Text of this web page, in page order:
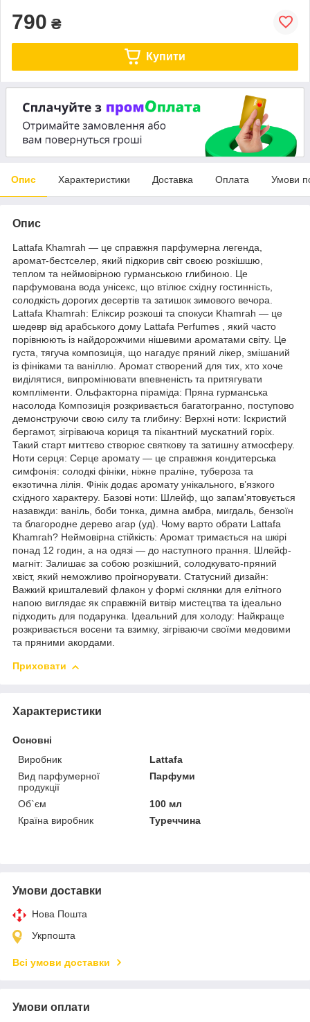
790 ₴
Купити
Опис Характеристики Доставка Оплата Умови
Опис
Lattafa Khamrah — це справжня парфумерна легенда,
аромат-бестселер, який підкорив світ своєю розкішшю,
теплом та неймовірною гурманською глибиною. Це
парфумована вода унісекс, що втілює східну гостинність,
солодкість дорогих десертів та затишок зимового вечора.
Lattafa Khamrah: Еліксир розкоші та спокуси Khamrah — це
шедевр від арабського дому Lattafa Perfumes , який часто
порівнюють із найдорожчими нішевими ароматами світу. Це
густа, тягуча композиція, що нагадує пряний лікер, змішаний
із фініками та ваніллю. Аромат створений для тих, хто хоче
виділятися, випромінювати впевненість та притягувати
компліменти. Ольфакторна піраміда: Пряна гурманська
насолода Композиція розкривається багатогранно, поступово
демонструючи свою силу та глибину: Верхні ноти: Іскристий
бергамот, зігріваюча кориця та пікантний мускатний горіх.
Такий старт миттєво створює святкову та затишну атмосферу.
Ноти серця: Серце аромату — це справжня кондитерська
симфонія: солодкі фініки, ніжне праліне, тубероза та
екзотична лілія. Фінік додає аромату унікального, в’язкого
східного характеру. Базові ноти: Шлейф, що запам'ятовується
назавжди: ваніль, боби тонка, димна амбра, мигдаль, бензоїн
та благородне дерево агар (уд). Чому варто обрати Lattafa
Khamrah? Неймовірна стійкість: Аромат тримається на шкірі
понад 12 годин, а на одязі — до наступного прання. Шлейф-
магніт: Залишає за собою розкішний, солодкувато-пряний
хвіст, який неможливо проігнорувати. Статусний дизайн:
Важкий кришталевий флакон у формі склянки для елітного
напою виглядає як справжній витвір мистецтва та ідеально
підходить для подарунка. Ідеальний для холоду: Найкраще
розкривається восени та взимку, зігріваючи своїми медовими
та пряними акордами.
Приховати
Характеристики
Основні
Виробник
Lattafa
Вид парфумерної
продукції
Парфуми
Об`єм
100 мл
Країна виробник
Туреччина
Умови доставки
Нова Пошта
Укрпошта
Всі умови доставки
Умови оплати